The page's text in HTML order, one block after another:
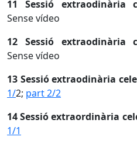
11 Sessió extraodinària
Sense vídeo
12 Sessió extraodinària
Sense vídeo
13 Sessió extraodinària
1/2; part 2/2
14 Sessió extraordinària
1/1